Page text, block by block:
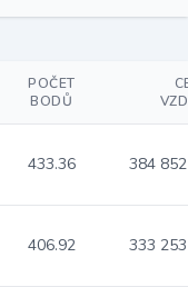
POČET
BODŮ
433.36 384
406.92 333